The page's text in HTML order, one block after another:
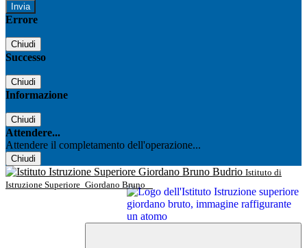
Errore
Chiudi
Successo
Chiudi
Informazione
Chiudi
Attendere...
Attendere il completamento dell'operazione...
Chiudi
Istituto di
Istruzione Superiore Giordano Bruno